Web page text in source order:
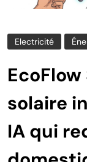
Electricité
EcoFlow
solaire
IA qui